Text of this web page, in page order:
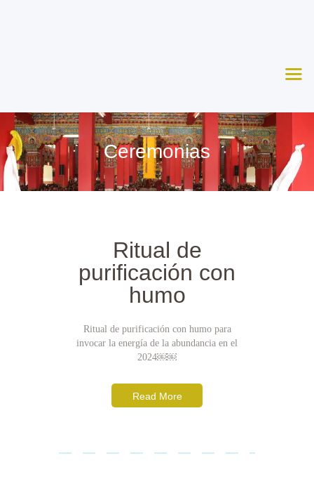
Ceremonias
Agenda
Apoya
Contacto
Ritual de
purificación con
humo
Ritual de purificación con humo para
invocar la energía de la abundancia en el
2024￼￼
Read More